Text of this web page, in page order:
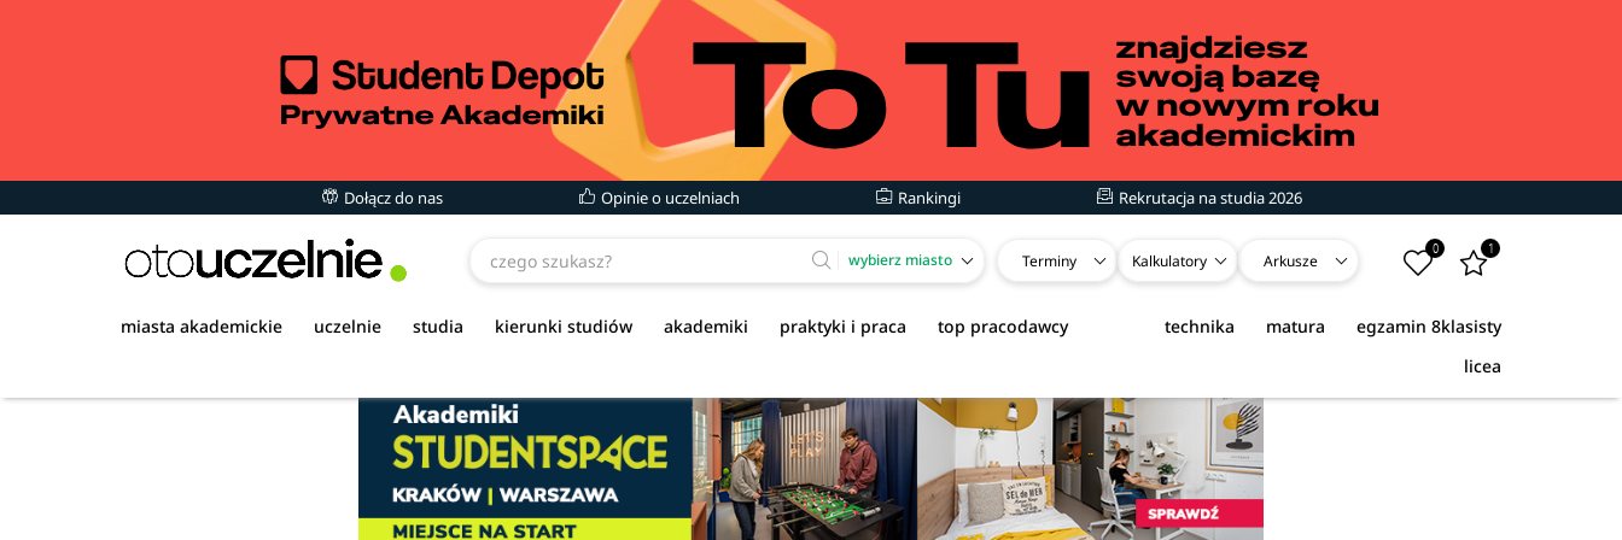
Dołącz do nas Opinie o uczelniach Rankingi Rekrutacja na studia 2026
wybierz miasto Terminy Kalkulatory Arkusze
0 1
miasta akademickie uczelnie studia kierunki studiów akademiki praktyki i praca top pracodawcy egzamin 8klasisty
matura
technika
licea